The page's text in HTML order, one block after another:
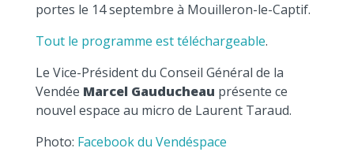
portes le 14 septembre à Mouilleron-le-Captif.
Tout le programme est téléchargeable.
Le Vice-Président du Conseil Général de la
Vendée Marcel Gauducheau présente ce
nouvel espace au micro de Laurent Taraud.
Photo: Facebook du Vendéspace